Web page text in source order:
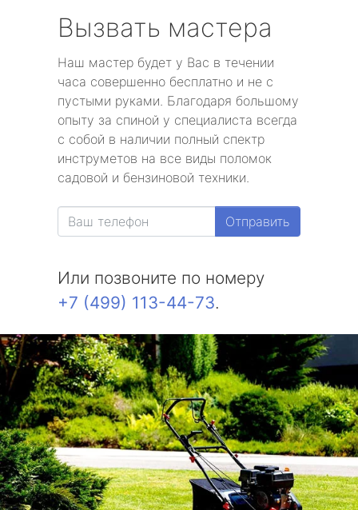
Вызвать мастера
Наш мастер будет у Вас в течении
часа совершенно бесплатно и не с
пустыми руками. Благодаря большому
опыту за спиной у специалиста всегда
с собой в наличии полный спектр
инструметов на все виды поломок
садовой и бензиновой техники.
Отправить
Или позвоните по номеру
+7 (499) 113-44-73.